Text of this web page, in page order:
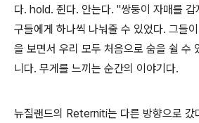
다. hold. 쥔다. 안는다. "쌍둥이 자매를 갑
구들에게 하나씩 나눠줄 수 있었다. 그들
을 보면서 우리 모두 처음으로 숨을 쉴 수
니다. 무게를 느끼는 순간의 이야기다.
뉴질랜드의 Reterniti는 다른 방향으로 갔